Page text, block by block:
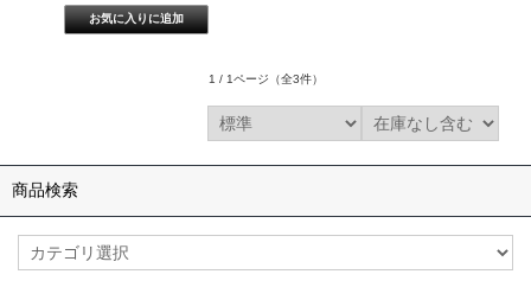
1 / 1ページ （全3件）
商品検索